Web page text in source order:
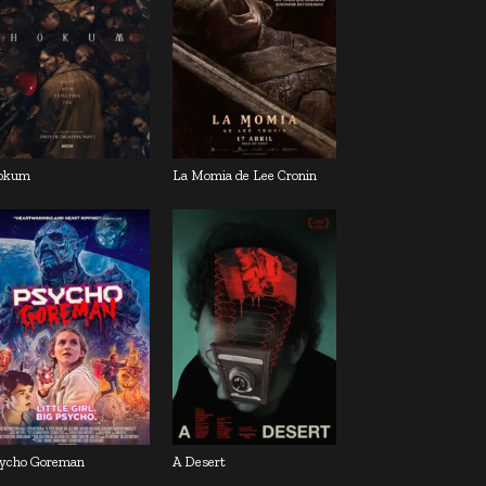
La Momia de Lee Cronin
Goreman A Desert